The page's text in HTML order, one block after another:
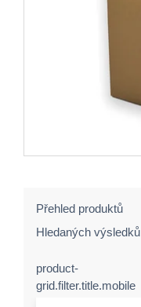
Přehled produktů
Hledaných výsledků
product-
grid.filter.title.mobile